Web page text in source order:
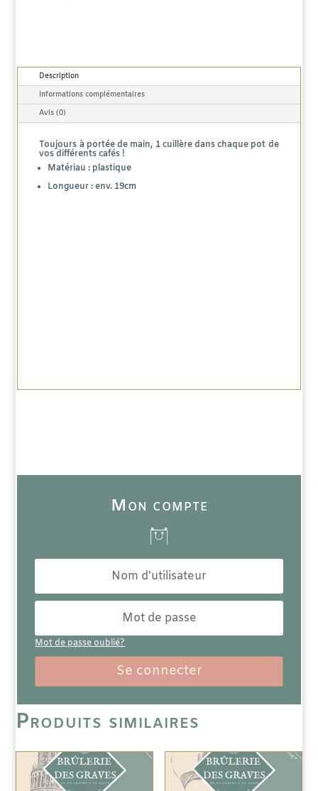
Description
Informations complémentaires
Avis (0)
Toujours à portée de main, 1 cuillère dans chaque pot de
vos différents cafés !
Matériau : plastique
Longueur : env. 19cm
Mon compte
Mot de passe oublié?
Se connecter
Produits similaires